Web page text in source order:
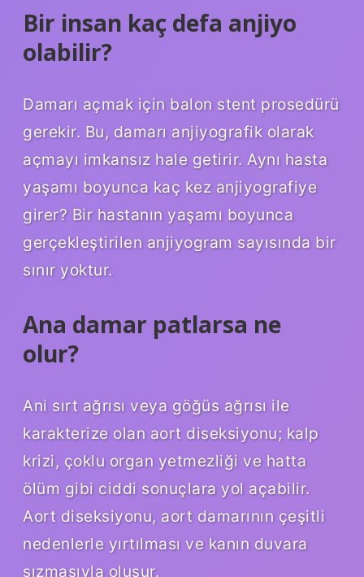
Bir insan kaç defa anjiyo
olabilir?
Damarı açmak için balon stent prosedürü
gerekir. Bu, damarı anjiyografik olarak
açmayı imkansız hale getirir. Aynı hasta
yaşamı boyunca kaç kez anjiyografiye
girer? Bir hastanın yaşamı boyunca
gerçekleştirilen anjiyogram sayısında bir
sınır yoktur.
Ana damar patlarsa ne
olur?
Ani sırt ağrısı veya göğüs ağrısı ile
karakterize olan aort diseksiyonu; kalp
krizi, çoklu organ yetmezliği ve hatta
ölüm gibi ciddi sonuçlara yol açabilir.
Aort diseksiyonu, aort damarının çeşitli
nedenlerle yırtılması ve kanın duvara
sızmasıyla oluşur.